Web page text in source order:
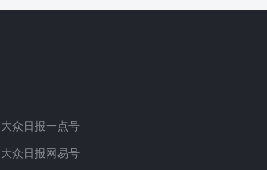
大众日报一点号
大众日报网易号